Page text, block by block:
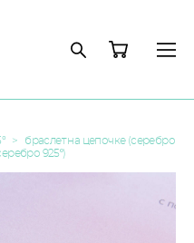
>
браслет на цепочке (серебро
925º)